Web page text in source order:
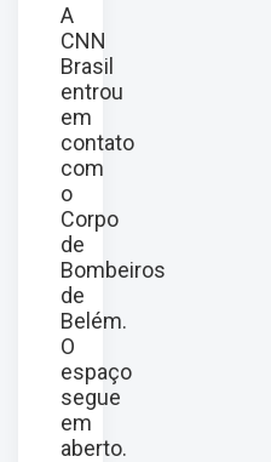
A
CNN
Brasil
entrou
em
contato
com
o
Corpo
de
Bombeiros
de
Belém.
O
espaço
segue
em
aberto.